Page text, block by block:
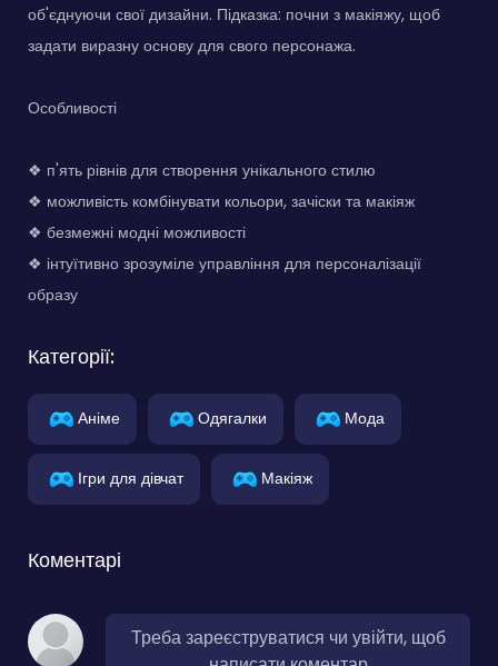
об'єднуючи свої дизайни. Підказка: почни з макіяжу, щоб
задати виразну основу для свого персонажа.
Особливості
❖ п'ять рівнів для створення унікального стилю
❖ можливість комбінувати кольори, зачіски та макіяж
❖ безмежні модні можливості
❖ інтуїтивно зрозуміле управління для персоналізації
образу
Категорії:
Аніме Одягалки Мода
Ігри для дівчат Макіяж
Коментарі
Треба зареєструватися чи увійти, щоб